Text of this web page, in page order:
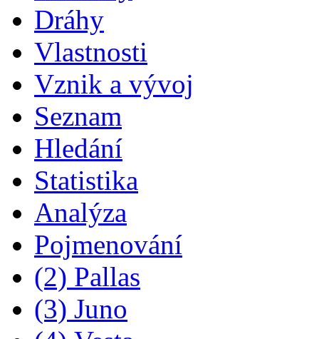
Dráhy
Vlastnosti
Vznik a vývoj
Seznam
Hledání
Statistika
Analýza
Pojmenování
(2) Pallas
(3) Juno